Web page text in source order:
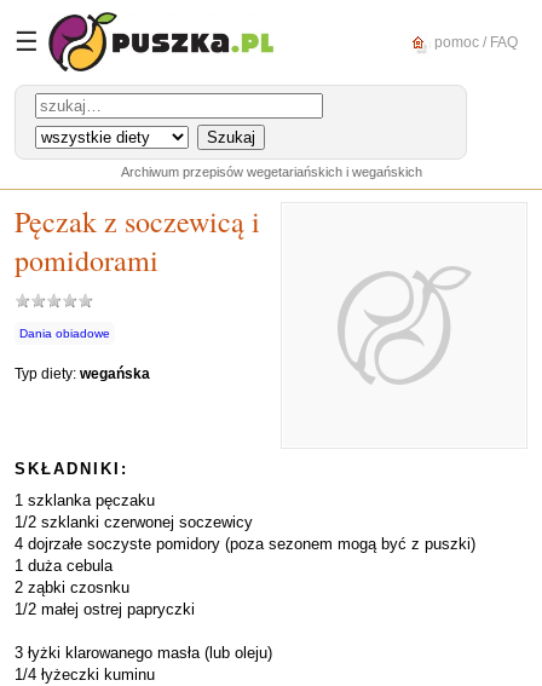
☰ pomoc / FAQ
Archiwum przepisów wegetariańskich i wegańskich
Pęczak z soczewicą i
pomidorami
Dania obiadowe
Typ diety: wegańska
SKŁADNIKI:
1 szklanka pęczaku
1/2 szklanki czerwonej soczewicy
4 dojrzałe soczyste pomidory (poza sezonem mogą być z puszki)
1 duża cebula
2 ząbki czosnku
1/2 małej ostrej papryczki
3 łyżki klarowanego masła (lub oleju)
1/4 łyżeczki kuminu